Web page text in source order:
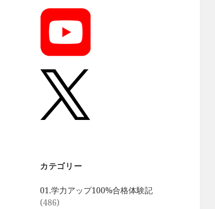
カテゴリー
01.学力アップ100%合格体験記
(486)